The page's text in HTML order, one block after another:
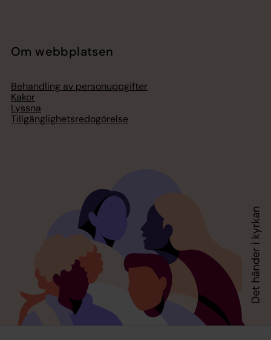
Om webbplatsen
Behandling av personuppgifter
Kakor
Lyssna
Tillgänglighetsredogörelse